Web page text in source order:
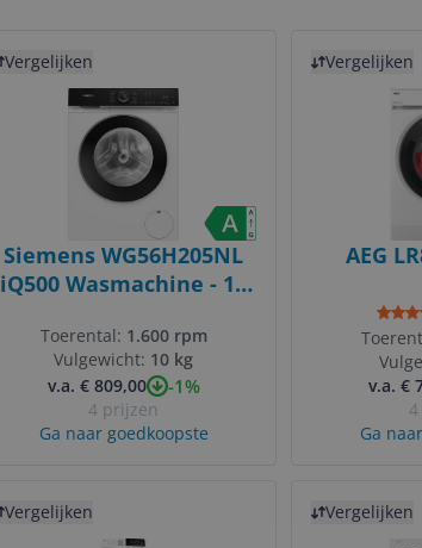
Vergelijken
Siemens WG56H205NL
iQ500 Wasmachine - 10
Connect
Toerental: 1.600 rpm
Vulgewicht: 10 kg
v.a. € 809,00
-1%
4 prijzen
Ga naar goedkoopste
Vergelijken
AEG
v.a. €
Ga
Vergelijken Vergelijken